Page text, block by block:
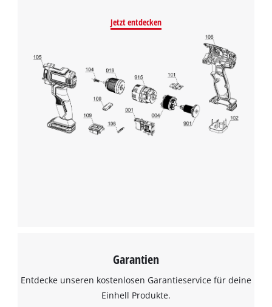
to trackers that are not disclosed to the
visitor. The website owner needs to setup
the site with their CMP to add this content
to the list of technologies used.
Jetzt entdecken
Garantien
Entdecke unseren kostenlosen Garantieservice für deine
Einhell Produkte.